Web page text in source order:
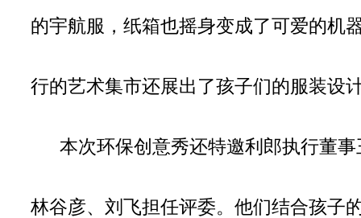
的宇航服，纸箱也摇身变成了可爱的
行的艺术集市还展出了孩子们的服装设
本次环保创意秀还特邀利郎执行董事
林谷彦、刘飞担任评委。他们结合孩子